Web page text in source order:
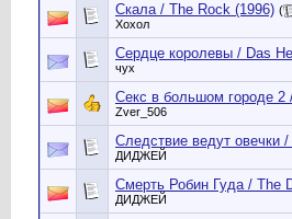
Скала / The Rock (1996) (
Хохол
Сердце королевы / Das
чух
Секс в большом городе 2
Zver_506
Следствие ведут овечки
ДИДЖЕЙ
Смерть Робин Гуда / The
ДИДЖЕЙ